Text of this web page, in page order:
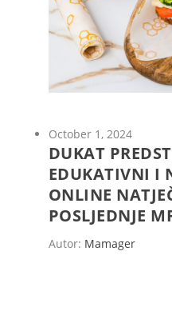
October 1, 2024
DUKAT
EDUKATIVNI I
ONLINE
POSLJEDNJE
Autor: Mamager